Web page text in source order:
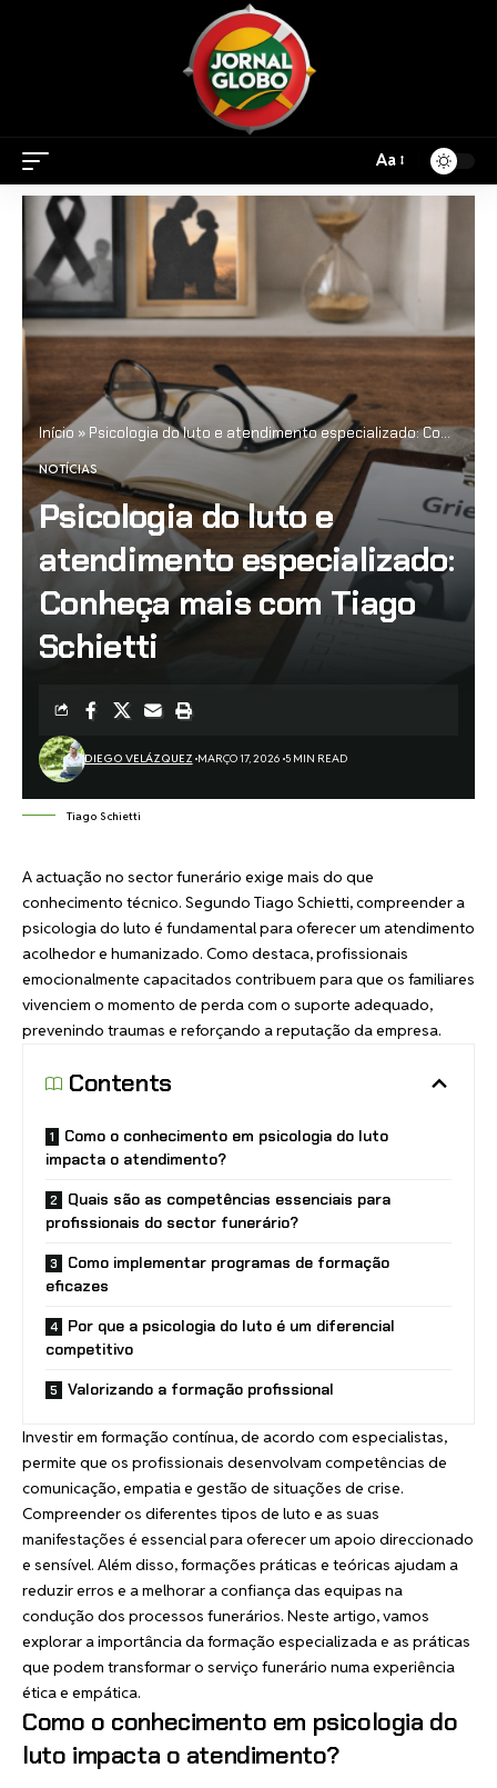
Aa
Início » Psicologia do luto e atendimento especializado: Conheça mais com Tiago Schietti
NOTÍCIAS
Psicologia do luto e
atendimento especializado:
Conheça mais com Tiago
Schietti
DIEGO VELÁZQUEZ MARÇO 17, 2026 5 MIN READ
Tiago Schietti
A actuação no sector funerário exige mais do que
conhecimento técnico. Segundo Tiago Schietti, compreender a
psicologia do luto é fundamental para oferecer um atendimento
acolhedor e humanizado. Como destaca, profissionais
emocionalmente capacitados contribuem para que os familiares
vivenciem o momento de perda com o suporte adequado,
prevenindo traumas e reforçando a reputação da empresa.
Contents
Como o conhecimento em psicologia do luto
impacta o atendimento?
Quais são as competências essenciais para
profissionais do sector funerário?
Como implementar programas de formação
eficazes
Por que a psicologia do luto é um diferencial
competitivo
Valorizando a formação profissional
Investir em formação contínua, de acordo com especialistas,
permite que os profissionais desenvolvam competências de
comunicação, empatia e gestão de situações de crise.
Compreender os diferentes tipos de luto e as suas
manifestações é essencial para oferecer um apoio direccionado
e sensível. Além disso, formações práticas e teóricas ajudam a
reduzir erros e a melhorar a confiança das equipas na
condução dos processos funerários. Neste artigo, vamos
explorar a importância da formação especializada e as práticas
que podem transformar o serviço funerário numa experiência
ética e empática.
Como o conhecimento em psicologia do
luto impacta o atendimento?